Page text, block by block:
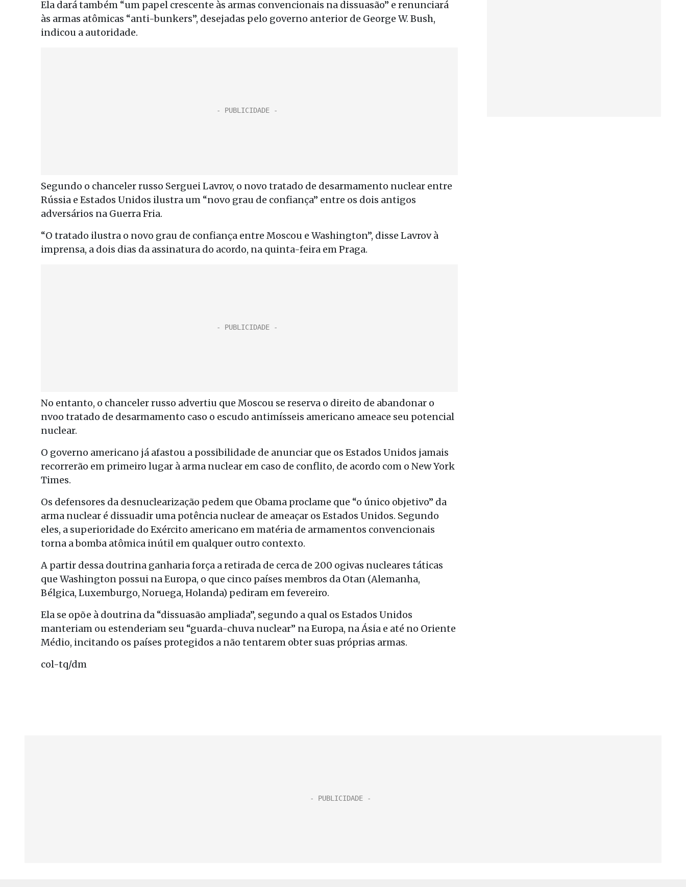
Ela dará também “um papel crescente às armas convencionais na dissuasão” e renunciará
às armas atômicas “anti-bunkers”, desejadas pelo governo anterior de George W. Bush,
indicou a autoridade.
Segundo o chanceler russo Serguei Lavrov, o novo tratado de desarmamento nuclear entre
Rússia e Estados Unidos ilustra um “novo grau de confiança” entre os dois antigos
adversários na Guerra Fria.
“O tratado ilustra o novo grau de confiança entre Moscou e Washington”, disse Lavrov à
imprensa, a dois dias da assinatura do acordo, na quinta-feira em Praga.
No entanto, o chanceler russo advertiu que Moscou se reserva o direito de abandonar o
nvoo tratado de desarmamento caso o escudo antimísseis americano ameace seu potencial
nuclear.
O governo americano já afastou a possibilidade de anunciar que os Estados Unidos jamais
recorrerão em primeiro lugar à arma nuclear em caso de conflito, de acordo com o New York
Times.
Os defensores da desnuclearização pedem que Obama proclame que “o único objetivo” da
arma nuclear é dissuadir uma potência nuclear de ameaçar os Estados Unidos. Segundo
eles, a superioridade do Exército americano em matéria de armamentos convencionais
torna a bomba atômica inútil em qualquer outro contexto.
A partir dessa doutrina ganharia força a retirada de cerca de 200 ogivas nucleares táticas
que Washington possui na Europa, o que cinco países membros da Otan (Alemanha,
Bélgica, Luxemburgo, Noruega, Holanda) pediram em fevereiro.
Ela se opõe à doutrina da “dissuasão ampliada”, segundo a qual os Estados Unidos
manteriam ou estenderiam seu “guarda-chuva nuclear” na Europa, na Ásia e até no Oriente
Médio, incitando os países protegidos a não tentarem obter suas próprias armas.
col-tq/dm